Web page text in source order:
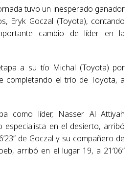
tuvo un inesperado ganador
Eryk Goczal (Toyota), contando
cambio de líder en la
a su tío Michal (Toyota) por
completando el trío de Toyota, a
como líder, Nasser Al Attiyah
especialista en el desierto, arribó
de Goczal y su compañero de
arribó en el lugar 19, a 21’06”